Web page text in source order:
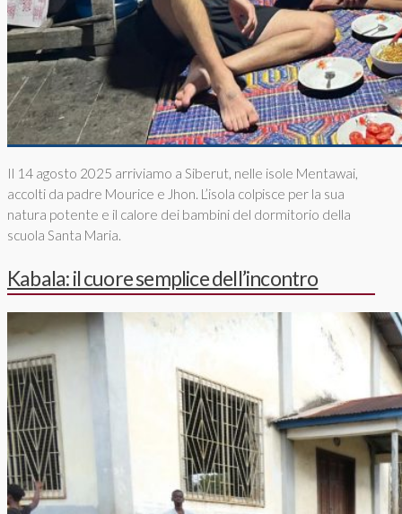
Il 14 agosto 2025 arriviamo a Siberut, nelle isole Mentawai,
accolti da padre Mourice e Jhon. L’isola colpisce per la sua
natura potente e il calore dei bambini del dormitorio della
scuola Santa Maria.
Kabala: il cuore semplice dell’incontro